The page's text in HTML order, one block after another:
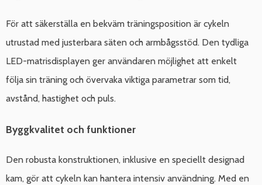
För att säkerställa en bekväm träningsposition är cykeln
utrustad med justerbara säten och armbågsstöd. Den tydliga
LED-matrisdisplayen ger användaren möjlighet att enkelt
följa sin träning och övervaka viktiga parametrar som tid,
avstånd, hastighet och puls.
Byggkvalitet och funktioner
Den robusta konstruktionen, inklusive en speciellt designad
kam, gör att cykeln kan hantera intensiv användning. Med en